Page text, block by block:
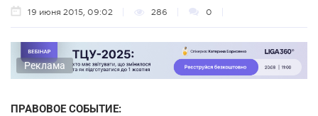
19 июня 2015, 09:02 286 0
Реклама
ПРАВОВОЕ СОБЫТИЕ: